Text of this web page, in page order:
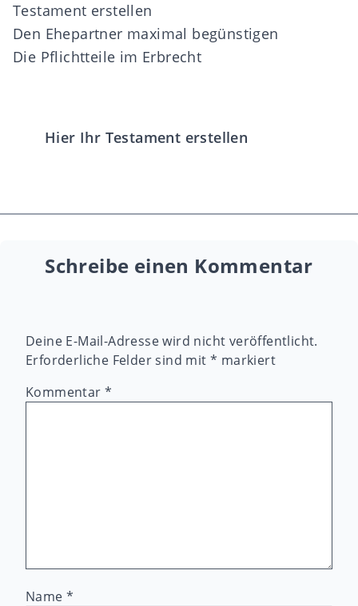
Testament erstellen
Den Ehepartner maximal begünstigen
Die Pflichtteile im Erbrecht
Hier Ihr Testament erstellen
Schreibe einen Kommentar
Deine E-Mail-Adresse wird nicht veröffentlicht.
Erforderliche Felder sind mit * markiert
Kommentar*
Name *